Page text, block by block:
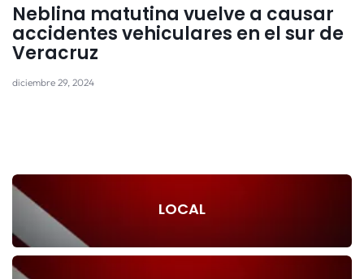
Neblina matutina vuelve a causar
accidentes vehiculares en el sur de
Veracruz
diciembre 29, 2024
LOCAL